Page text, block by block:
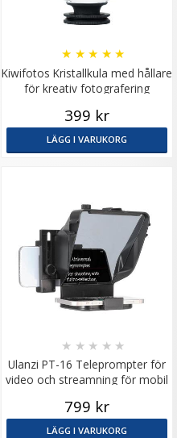
Kiwifotos Kristallkula med hållare
för kreativ fotografering
★ ★ ★ ★ ★
399 kr
LÄGG I VARUKORG
Ulanzi PT-16 Teleprompter för
video och streamning för mobil
★ ★ ★ ★ ★
799 kr
LÄGG I VARUKORG